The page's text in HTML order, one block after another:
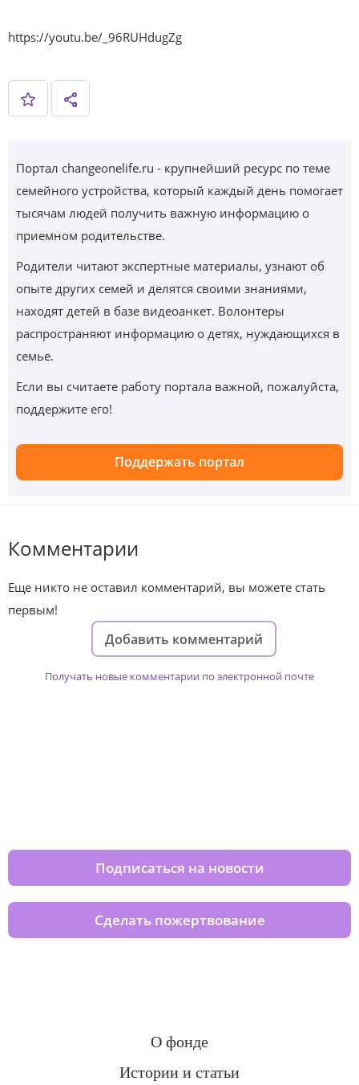
https://youtu.be/_96RUHdugZg
Портал changeonelife.ru - крупнейший ресурс по теме
семейного устройства, который каждый день помогает
тысячам людей получить важную информацию о
приемном родительстве.
Родители читают экспертные материалы, узнают об
опыте других семей и делятся своими знаниями,
находят детей в базе видеоанкет. Волонтеры
распространяют информацию о детях, нуждающихся в
семье.
Если вы считаете работу портала важной, пожалуйста,
поддержите его!
Поддержать портал
Комментарии
Еще никто не оставил комментарий, вы можете стать
первым!
Добавить комментарий
Получать новые комментарии по электронной почте
Подписаться на новости
Сделать пожертвование
О фонде
Истории и статьи